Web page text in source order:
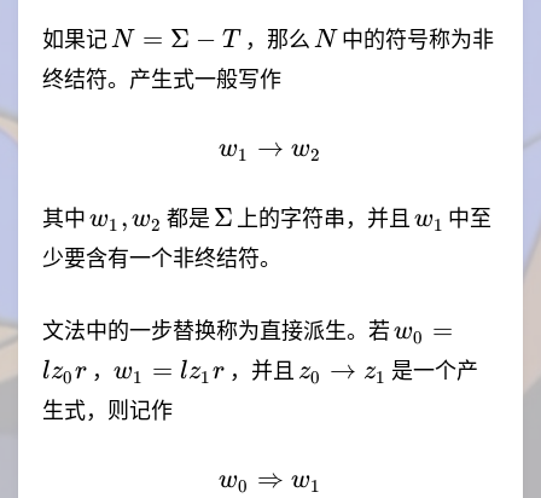
如果记 N=\Sigma-
N = Σ − T ，那么N
N 中的符号称为非
终结符。产生式一般写作
w_1 \rightarrow w_2
w1 → w2
其中w_1,w_2
w1 , w2 都是 \Sigma
Σ 上的字符串，并且w_1
w1 中至
少要含有一个非终结符。
文法中的一步替换称为直接派生。若w_0=lz_0r
w0 =
lz0r ， w_1=lz_1r
w1 = lz1r ，并且 z_0\rightarrow
z0 → z1 是一个产
生式，则记作
w_0 \Rightarrow w_1
w0 ⇒ w1